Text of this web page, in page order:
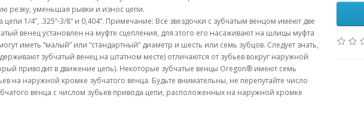
резку, уменьшая рывки и износ цепи.
цепи 1/4”, .325”-3/8” и 0,404”. Примечание: Все звездочки с зубчатым венцом имеют две
венец установлен на муфте сцепления, для этого его насаживают на шлицы муфта
иметь “малый” или “стандартный” диаметр и шесть или семь зубцов. Следует знать,
зубчатый венец на штатном месте) отличаются от зубьев вокруг наружной
приводит в движение цепь). Некоторые зубчатые венцы Oregon® имеют семь
на наружной кромке зубчатого венца. Будьте внимательны, не перепутайте число
венца с числом зубьев привода цепи, расположенных на наружной кромке